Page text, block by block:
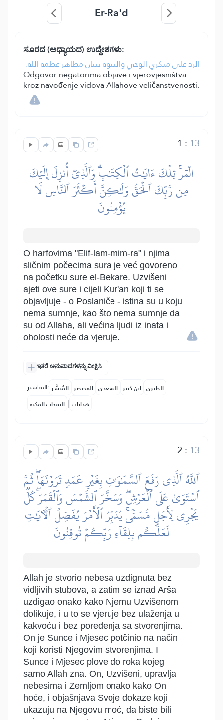
Er-Ra'd
ಸೂರದ (ಅಧ್ಯಾಯದ) ಉದ್ದೇಶಗಳು:
الرد على منكري الوحي والنبوة ببيان مظاهر عظمة الله.
Odgovor negatorima objave i vjerovjesništva
kroz navođenje vidova Allahove veličanstvenosti.
1 : 13
الٓمٓرۚ تِلۡكَ ءَايَٰتُ ٱلۡكِتَٰبِۗ وَٱلَّذِيٓ أُنزِلَ إِلَيۡكَ
مِن رَّبِّكَ ٱلۡحَقُّ وَلَٰكِنَّ أَكۡثَرَ ٱلنَّاسِ لَا
يُؤۡمِنُونَ
O harfovima "Elif-lam-mim-ra" i njima
sličnim počecima sura je već govoreno
na početku sure el-Bekare. Uzvišeni
ajeti ove sure i cijeli Kur'an koji ti se
objavljuje - o Poslaniče - istina su u koju
nema sumnje, kao što nema sumnje da
su od Allaha, ali većina ljudi iz inata i
oholosti neće da vjeruje.
ಇತರೆ ಅನುವಾದಗಳನ್ನು ವೀಕ್ಷಿಸಿ
التفاسير: المُيسَّر المختصر السعدي ابن كثير الطبري
النفحات المكية | هدايات
2 : 13
ٱللَّهُ ٱلَّذِي رَفَعَ ٱلسَّمَٰوَٰتِ بِغَيۡرِ عَمَدٖ تَرَوۡنَهَاۖ ثُمَّ
ٱسۡتَوَىٰ عَلَى ٱلۡعَرۡشِۖ وَسَخَّرَ ٱلشَّمۡسَ وَٱلۡقَمَرَۖ كُلّٞ
يَجۡرِي لِأَجَلٖ مُّسَمّٗىۚ يُدَبِّرُ ٱلۡأَمۡرَ يُفَصِّلُ ٱلۡأٓيَٰتِ
لَعَلَّكُم بِلِقَآءِ رَبِّكُمۡ تُوقِنُونَ
Allah je stvorio nebesa uzdignuta bez
vidljivih stubova, a zatim se iznad Arša
uzdigao onako kako Njemu Uzvišenom
dolikuje, i u to se vjeruje bez ulaženja u
kakvoću i bez poređenja sa stvorenjima.
On je Sunce i Mjesec potčinio na način
koji koristi Njegovim stvorenjima. I
Sunce i Mjesec plove do roka kojeg
samo Allah zna. On, Uzvišeni, upravlja
nebesima i Zemljom onako kako On
hoće, i objašnjava Svoje dokaze koji
ukazuju na Njegovu moć, da biste bili